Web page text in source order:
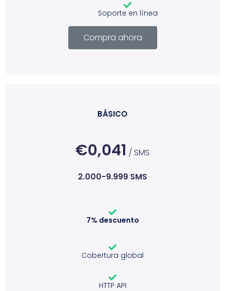
Soporte en línea
Compra ahora
BÁSICO
€0,041 / SMS
2.000-9.999 SMS
7% descuento
Cobertura global
HTTP API